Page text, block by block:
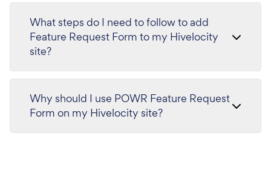
What steps do I need to follow to add
Feature Request Form to my Hivelocity
site?
Why should I use POWR Feature Request
Form on my Hivelocity site?